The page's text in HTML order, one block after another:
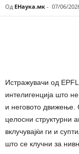
Од ЕНаука.мк - 07/06/
Истражувачи од
интелигенција што
и неговото движење.
целосни структурни
вклучувајќи ги и
што се клучни за